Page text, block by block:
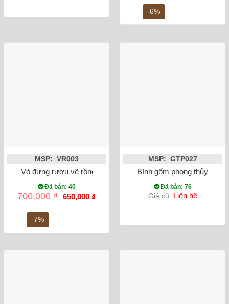
-6%
-7%
MSP: VR003
Vò đựng rượu vẽ rồng phượng
Đã bán: 40
700,000₫ Giá
650,000 ₫Giá
650,000 ₫.
MSP: GTP027
Bình gốm phong thủy mai
Đã bán: 76
Giá cũ :Liên hệ